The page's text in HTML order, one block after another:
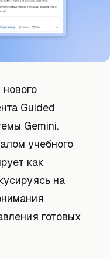
Guided
Gemini.
учебного
как
на
готовых